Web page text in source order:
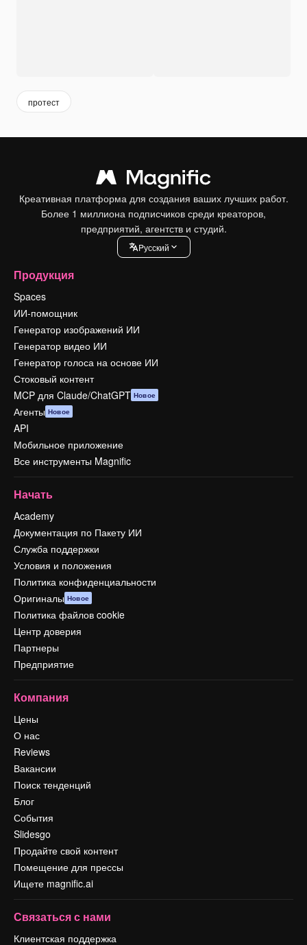
протест
Креативная платформа для создания ваших лучших работ.
Более 1 миллиона подписчиков среди креаторов,
предприятий, агентств и студий.
Pусский
Продукция
Spaces
ИИ-помощник
Генератор изображений ИИ
Генератор видео ИИ
Генератор голоса на основе ИИ
Стоковый контент
MCP для Claude/ChatGPT Новое
Агенты Новое
API
Мобильное приложение
Все инструменты Magnific
Начать
Academy
Документация по Пакету ИИ
Служба поддержки
Условия и положения
Политика конфиденциальности
Оригиналы Новое
Политика файлов cookie
Центр доверия
Партнеры
Предприятие
Компания
Цены
О нас
Reviews
Вакансии
Поиск тенденций
Блог
События
Slidesgo
Продайте свой контент
Помещение для прессы
Ищете magnific.ai
Связаться с нами
Клиентская поддержка